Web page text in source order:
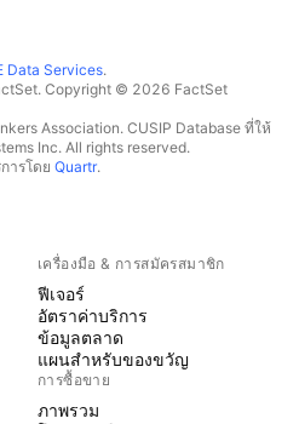
Data Services.
Copyright © 2026 FactSet
Association. CUSIP Database ที่ให้
Inc. All rights reserved.
ารโดย Quartr.
เครื่องมือ & การสมัครสมาชิก
ฟีเจอร์
อัตราค่าบริการ
ข้อมูลตลาด
แผนสำหรับของขวัญ
การซื้อขาย
ภาพรวม